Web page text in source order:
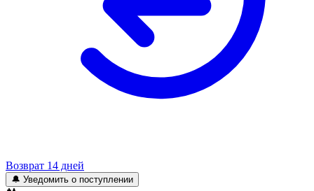
Возврат 14 дней
🔔 Уведомить о поступлении